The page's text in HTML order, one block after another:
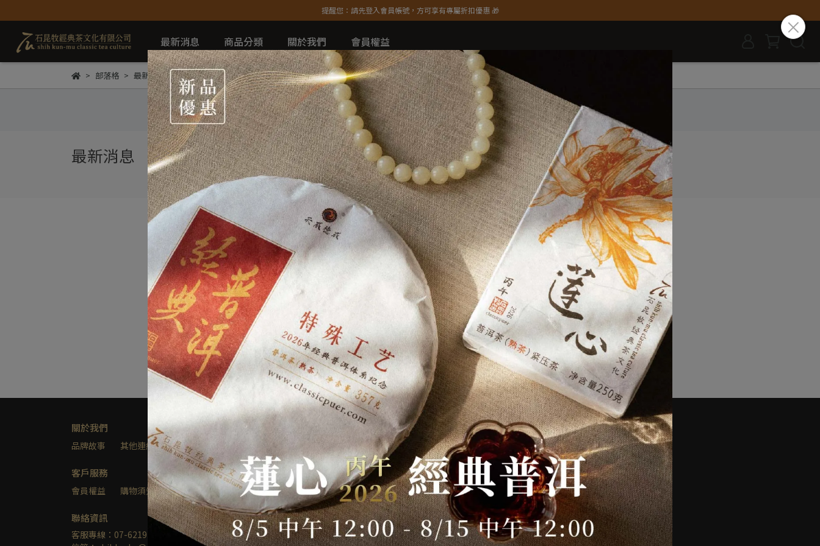
提醒您：請先登入會員帳號，方可享有專屬折扣優惠 🎁
最新消息 商品分類 關於我們 會員權益
部落格 最新消息
最新消息 茶知識分享 影音分享
最新消息
關於我們
品牌故事 其他連結 隱私權及網站使用條款
客戶服務
會員權益 購物須知 聯絡我們
聯絡資訊
客服專線：07-6219324
客服時間：週二至週六 10:30-17:30；不定期店休，蒞臨前請先來電確認營業時間